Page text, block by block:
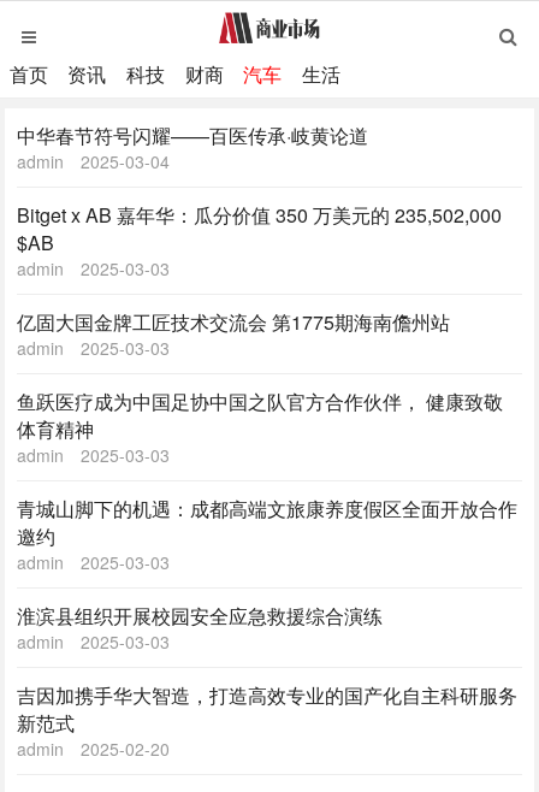
首页 资讯 科技 财商 汽车 生活
中华春节符号闪耀——百医传承·岐黄论道
admin 2025-03-04
Bitget x AB 嘉年华：瓜分价值 350 万美元的 235,502,000
$AB
admin 2025-03-03
亿固大国金牌工匠技术交流会 第1775期海南儋州站
admin 2025-03-03
鱼跃医疗成为中国足协中国之队官方合作伙伴， 健康致敬
体育精神
admin 2025-03-03
青城山脚下的机遇：成都高端文旅康养度假区全面开放合作
邀约
admin 2025-03-03
淮滨县组织开展校园安全应急救援综合演练
admin 2025-03-03
吉因加携手华大智造，打造高效专业的国产化自主科研服务
新范式
admin 2025-02-20